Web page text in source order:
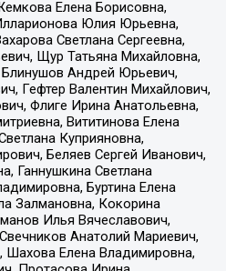
Елена Борисовна,
Юлия Юрьевна,
Светлана Сергеевна,
Щур Татьяна Михайловна,
Андрей Юрьевич,
Гефтер Валентин Михайлович,
Флиге Ирина Анатольевна,
Вититинова Елена
Куприяновна,
Беляев Сергей Иванович,
Ганнушкина Светлана
Буртина Елена
Залмановна, Кокорина
Илья Вячеславович,
Анатолий Мариевич,
Елена Владимировна,